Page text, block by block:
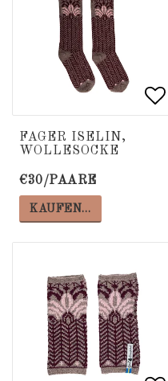
FAGER ISELIN,
WOLLESOCKE
€30/PAARE
KAUFEN…